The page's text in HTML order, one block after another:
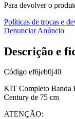
Para devolver o
Políticas de trocas e
Denunciar Anúncio
Descrição e
Código ef6jeb0j40
KIT Completo Banda
Century de 75 cm
ATENÇÃO: